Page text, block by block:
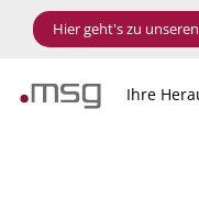
Hier geht's zu
Ihre